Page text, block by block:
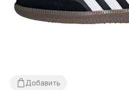
Добавить